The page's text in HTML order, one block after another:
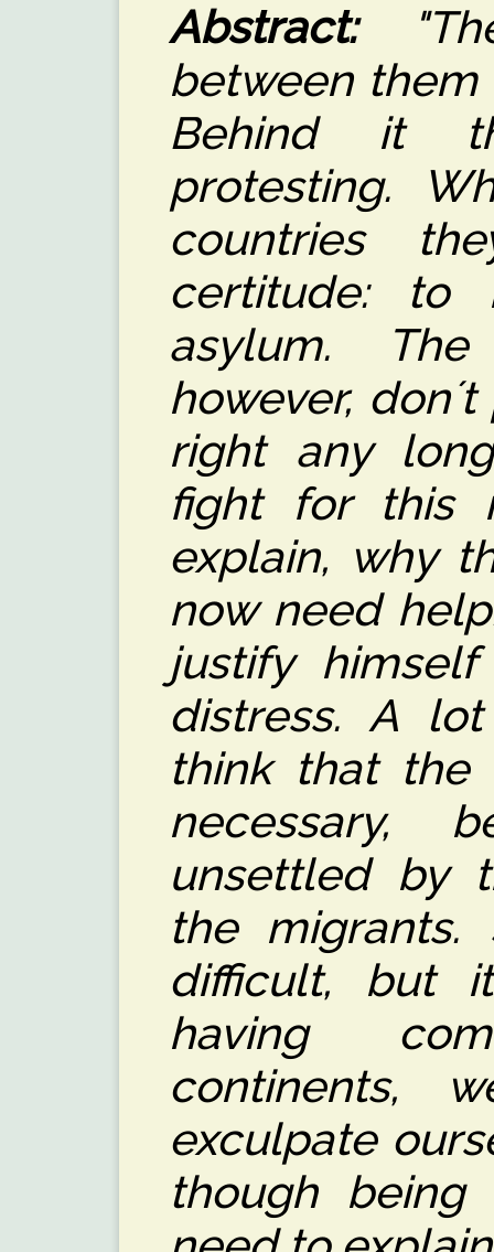
Abstract:
between them
Behind it
protesting.
countries
certitude:
asylum.
however,
right any
fight for this
explain, why
now need
justify
distress. A
think that the
necessary,
unsettled by
the migrants.
difficult, but
having
continents,
exculpate
though being